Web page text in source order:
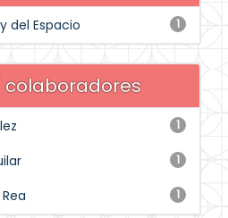
1
del Espacio
colaboradores
1
1
1